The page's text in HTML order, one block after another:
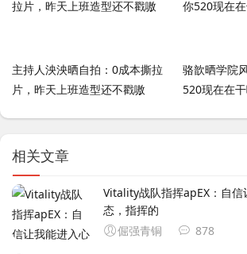
主持人泱泱晒自拍：0成本撕拉
片，昨天上班造型还不戳嗷
骆歆晒学院
520现在在
相关文章
Vitality战队指挥apEX：自信
态，指挥的
倔强青铜
878